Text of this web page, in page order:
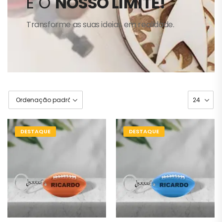
Transforme as suas ideias em realidade.
DESTAQUE DESTAQUE